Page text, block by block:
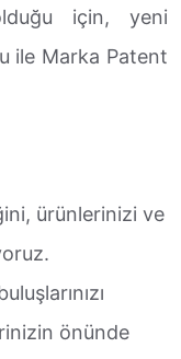
için, yeni
ile Marka Patent
ürünlerinizi ve
önünde